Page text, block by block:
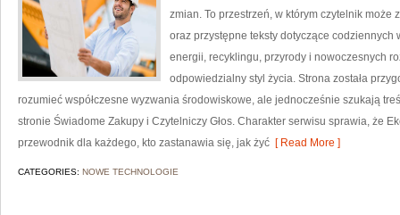
zmian. To przestrzeń, w którym czytelnik
oraz przystępne teksty dotyczące
energii, recyklingu, przyrody i nowoczesnych
odpowiedzialny styl życia. Strona została
rozumieć współczesne wyzwania środowiskowe, ale jednocześnie szukają
stronie Świadome Zakupy i Czytelniczy Głos. Charakter serwisu sprawia, że
przewodnik dla każdego, kto zastanawia się, jak żyć [ Read More ]
CATEGORIES: NOWE TECHNOLOGIE